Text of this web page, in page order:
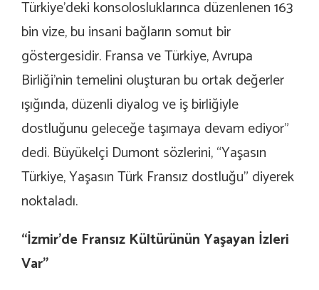
Türkiye’deki konsolosluklarınca düzenlenen 163
bin vize, bu insani bağların somut bir
göstergesidir. Fransa ve Türkiye, Avrupa
Birliği’nin temelini oluşturan bu ortak değerler
ışığında, düzenli diyalog ve iş birliğiyle
dostluğunu geleceğe taşımaya devam ediyor”
dedi. Büyükelçi Dumont sözlerini, “Yaşasın
Türkiye, Yaşasın Türk Fransız dostluğu” diyerek
noktaladı.
“İzmir’de Fransız Kültürünün Yaşayan İzleri
Var”